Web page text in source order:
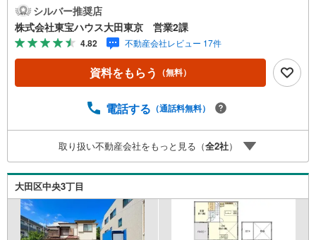
場も足元暖かく快適です 食洗機・浄水器付き対面式システ
ムキッチン 浴室乾燥機付！天候に左右されずお洗濯できま
す 大型収納付きですっきりとした暮らしを実現 カラーモニ
ター付きインターホン完備～東京、川崎エリアの「住ま
い」探しに確かな安心と満足を～東宝ハウス大田東京なら
ではの高品質なサービスをお届けします。各種ご相談も承
ンのシミュレーションお電話よりお問い合わせの際は「Ya
【室内・現地を見学する】ボタンよりご予約いただくとご
見学がスムーズにご案内できます。お客様のお住まいへの
「希望」を形にするべく全力でお手伝いさせていただきま
す。お会いできる日を心待ちにしております。
シルバー推奨店
株式会社東宝ハウス大田東京 営業2課
4.82 不動産会社レビュー 17件
資料をもらう （無料）
電話する （通話料無料）
取り扱い不動産会社をもっと見る（全2社）
大田区中央3丁目